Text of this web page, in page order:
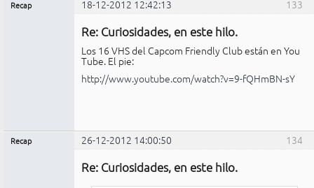
133
Recap 18-12-2012 12:42:13
Re: Curiosidades, en este hilo.
Los 16 VHS del Capcom Friendly Club están en You
Tube. El pie:
http://www.youtube.com/watch?v=9-fQHmBN-sY
134
Recap 26-12-2012 14:00:50
Re: Curiosidades, en este hilo.